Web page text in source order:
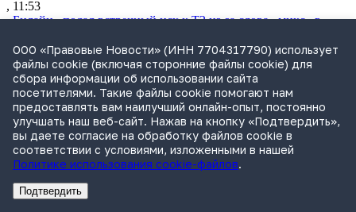
, 11:53
«Билайн» подал встречный иск к Т2 из-за слова «микс» в
Практика
, 11:44
ФАС запретила наружную рекламу Fonbet
Практика
, 11:23
IT-бизнес просит упростить использование данных граждан
для обучения ИИ
Законодательство
, 10:59
иностранной техники и рост рынка M&A за счет
РекламаАдвокатское бюро Санкт-Петербурга «Вертикаль» ИНН 7841290773
ООО «Правовые Новости» (ИНН 7704317790) использует
файлы cookie (включая сторонние файлы cookie) для
сбора информации об использовании сайта
посетителями. Такие файлы cookie помогают нам
предоставлять вам наилучший онлайн-опыт, постоянно
улучшать наш веб-сайт. Нажав на кнопку «Подтвердить»,
вы даете согласие на обработку файлов cookie в
соответствии с условиями, изложенными в нашей
Политике использования cookie-файлов.
Подтвердить